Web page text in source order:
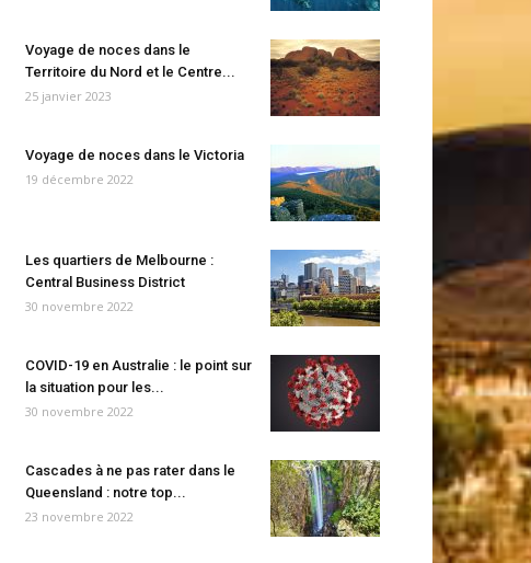
Voyage de noces dans le
Territoire du Nord et le Centre...
25 janvier 2023
Voyage de noces dans le Victoria
19 décembre 2022
Les quartiers de Melbourne :
Central Business District
30 novembre 2022
COVID-19 en Australie : le point sur
la situation pour les...
30 novembre 2022
Cascades à ne pas rater dans le
Queensland : notre top...
23 novembre 2022